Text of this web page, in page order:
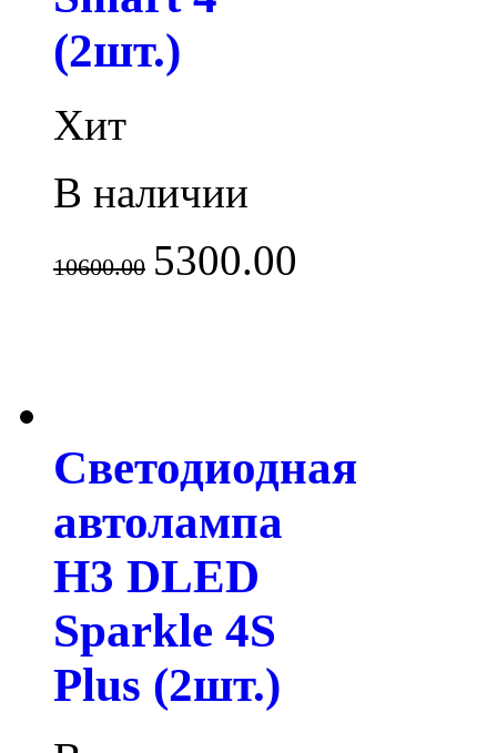
(2шт.)
Хит
В наличии
10600.00 5300.00
Светодиодная
автолампа
H3 DLED
Sparkle 4S
Plus (2шт.)